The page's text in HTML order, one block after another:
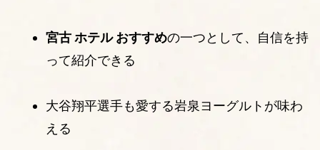
宮古 ホテル おすすめの一つとして、自信を持
って紹介できる
大谷翔平選手も愛する岩泉ヨーグルトが味わ
える